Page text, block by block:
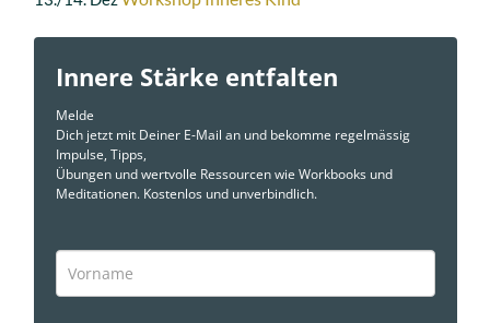
Innere Stärke entfalten
Melde
Dich jetzt mit Deiner E-Mail an und bekomme regelmässig
Impulse, Tipps,
Übungen und wertvolle Ressourcen wie Workbooks und
Meditationen. Kostenlos und unverbindlich.